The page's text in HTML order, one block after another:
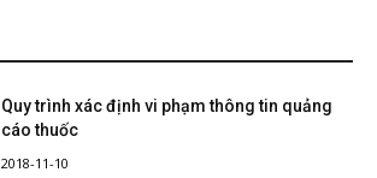
Quy trình xác định vi phạm thông tin quảng
cáo thuốc
2018-11-10